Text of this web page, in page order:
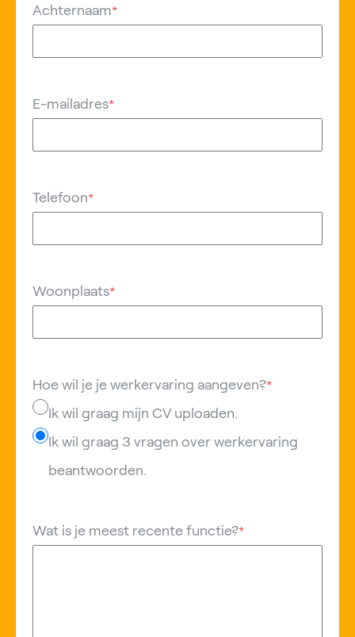
Achternaam*
E-mailadres*
Telefoon*
Woonplaats*
Hoe wil je je werkervaring aangeven?*
Ik wil graag mijn CV uploaden.
Ik wil graag 3 vragen over werkervaring
beantwoorden.
Wat is je meest recente functie?*